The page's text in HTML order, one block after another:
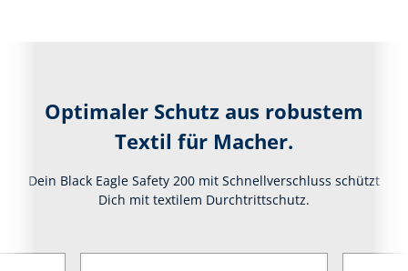
Optimaler Schutz aus robustem
Textil für Macher.
Dein Black Eagle Safety 200 mit Schnellverschluss schützt
Dich mit textilem Durchtrittschutz.